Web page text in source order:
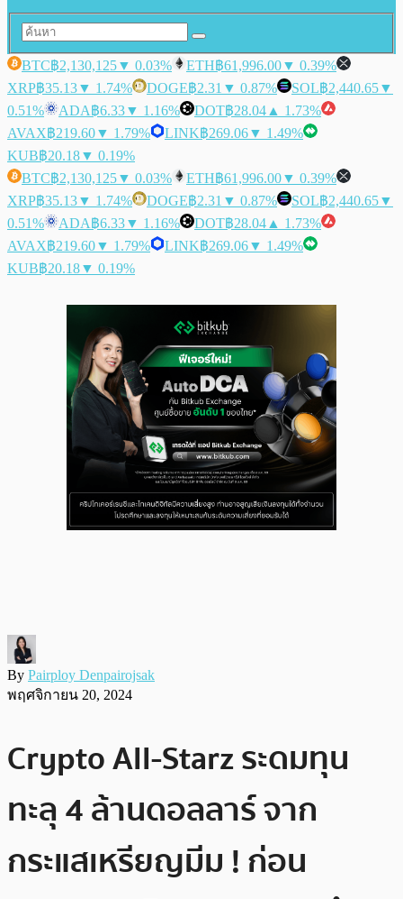
BTC฿2,130,125▼ 0.03% ETH฿61,996.00▼ 0.39%
XRP฿35.13▼ 1.74% DOGE฿2.31 ▼ 0.87% SOL฿2,440.65▼
0.51%
ADA฿6.33▼ 1.16% DOT฿28.04 ▲ 1.73%
AVAX฿219.60▼ 1.79% LINK฿269.06▼ 1.49%
KUB฿20.18▼ 0.19%
BTC฿2,130,125▼ 0.03% ETH฿61,996.00▼ 0.39%
XRP฿35.13▼ 1.74% DOGE฿2.31 ▼ 0.87% SOL฿2,440.65▼
0.51%
ADA฿6.33▼ 1.16% DOT฿28.04 ▲ 1.73%
AVAX฿219.60▼ 1.79% LINK฿269.06▼ 1.49%
KUB฿20.18▼ 0.19%
By Pairploy Denpairojsak
พฤศจิกายน 20, 2024
Crypto All-Starz ระดมทุน
ทะลุ 4 ล้านดอลลาร์ จาก
กระแสเหรียญมีม ! ก่อน